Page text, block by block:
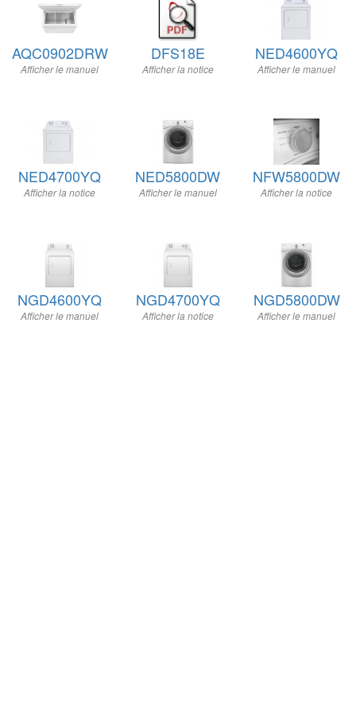
AQC0902DRW
Afficher le manuel
DFS18E
Afficher la notice
NED4600YQ
Afficher le manuel
NED4700YQ
Afficher la notice
NED5800DW
Afficher le manuel
NFW5800DW
Afficher la notice
NGD4600YQ
Afficher le manuel
NGD4700YQ
Afficher la notice
NGD5800DW
Afficher le manuel